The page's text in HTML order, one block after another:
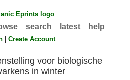
search latest help
|Create Account
voor biologische
in winter